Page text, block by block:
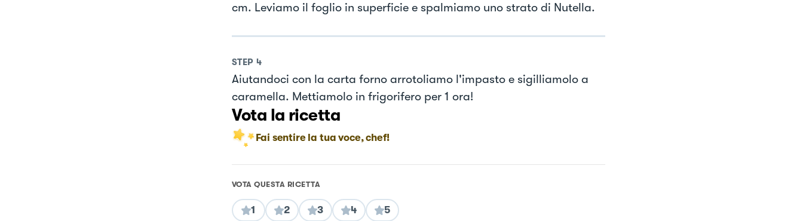
cm. Leviamo il foglio in superficie e spalmiamo uno strato di Nutella.
STEP 4
Aiutandoci con la carta forno arrotoliamo l'impasto e sigilliamolo a
caramella. Mettiamolo in frigorifero per 1 ora!
Vota la ricetta
Fai sentire la tua voce, chef!
VOTA QUESTA RICETTA
1 2 3 4 5